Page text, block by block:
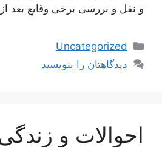
و نقل و بررسى برخى وقايعِ بعد
دسته‌ها
Uncategorized
دیدگاهتان را بنویسید
احوالات و